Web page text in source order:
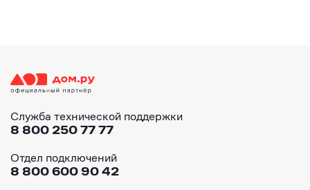
Служба технической поддержки
8 800 250 77 77
Отдел подключений
8 800 600 90 42